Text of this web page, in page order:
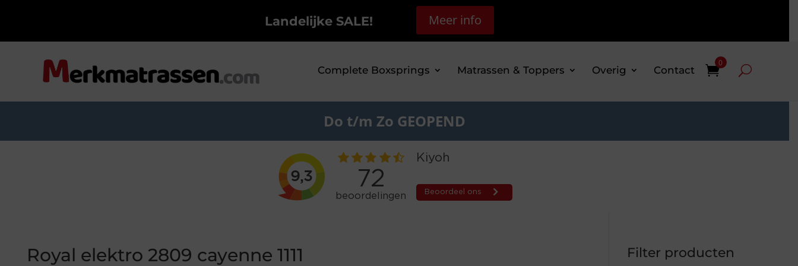
Landelijke SALE! Meer info
Complete Boxsprings Matrassen & Toppers Overig Contact
0
Do t/m Zo GEOPEND
Royal elektro 2809 cayenne 1111 Filter producten